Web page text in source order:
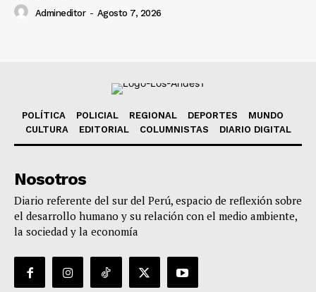
Admineditor - Agosto 7, 2026
POLÍTICA POLICIAL REGIONAL DEPORTES
MUNDO
CULTURA
EDITORIAL COLUMNISTAS DIARIO DIGITAL
Nosotros
Diario referente del sur del Perú, espacio de reflexión sobre
el desarrollo humano y su relación con el medio ambiente,
la sociedad y la economía